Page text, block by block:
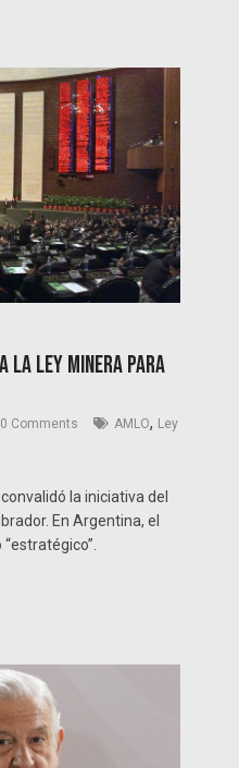
la ley minera para
0 Comments AMLO, Ley
la iniciativa del
En Argentina, el